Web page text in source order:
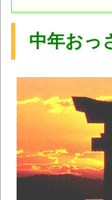
中年おっ